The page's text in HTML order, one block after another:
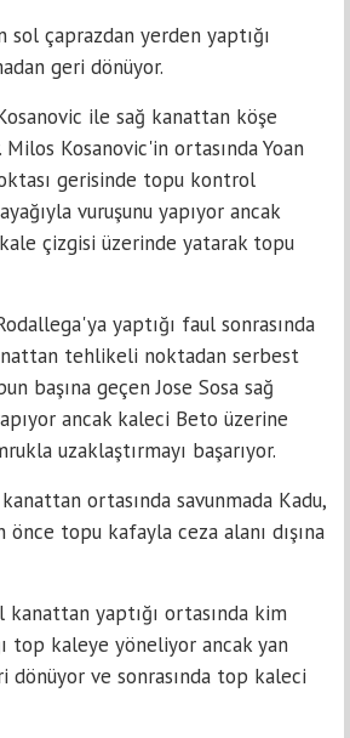
sol çaprazdan yerden yaptığı
geri dönüyor.
ile sağ kanattan köşe
Milos Kosanovic'in ortasında Yoan
gerisinde topu kontrol
vuruşunu yapıyor ancak
çizgisi üzerinde yatarak topu
yaptığı faul sonrasında
tehlikeli noktadan serbest
başına geçen Jose Sosa sağ
ancak kaleci Beto üzerine
uzaklaştırmayı başarıyor.
kanattan ortasında savunmada Kadu,
önce topu kafayla ceza alanı dışına
kanattan yaptığı ortasında kim
top kaleye yöneliyor ancak yan
dönüyor ve sonrasında top kaleci